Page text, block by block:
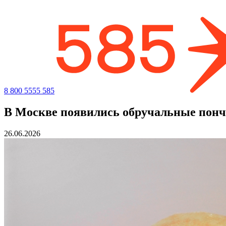
8 800 5555 585
В Москве появились обручальные
26.06.2026